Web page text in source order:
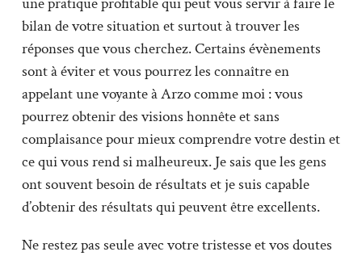
bilan de votre situation et surtout à trouver les
réponses que vous cherchez. Certains évènements
sont à éviter et vous pourrez les connaître en
appelant une voyante à Arzo comme moi : vous
pourrez obtenir des visions honnête et sans
complaisance pour mieux comprendre votre destin et
ce qui vous rend si malheureux. Je sais que les gens
ont souvent besoin de résultats et je suis capable
d’obtenir des résultats qui peuvent être excellents.
Ne restez pas seule avec votre tristesse et vos doutes